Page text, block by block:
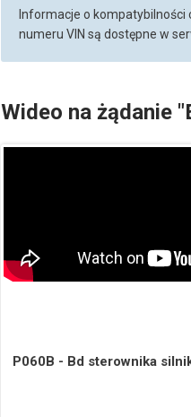
Informacje o kompatybilności
numeru VIN są dostępne w
Wideo na żądanie
P060B - Bd sterownika